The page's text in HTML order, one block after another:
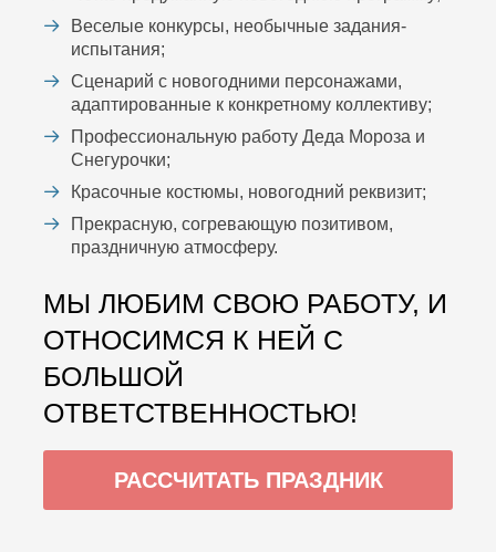
Веселые конкурсы, необычные задания-
испытания;
Сценарий с новогодними персонажами,
адаптированные к конкретному коллективу;
Профессиональную работу Деда Мороза и
Снегурочки;
Красочные костюмы, новогодний реквизит;
Прекрасную, согревающую позитивом,
праздничную атмосферу.
МЫ ЛЮБИМ СВОЮ РАБОТУ, И
ОТНОСИМСЯ К НЕЙ С
БОЛЬШОЙ
ОТВЕТСТВЕННОСТЬЮ!
РАССЧИТАТЬ ПРАЗДНИК